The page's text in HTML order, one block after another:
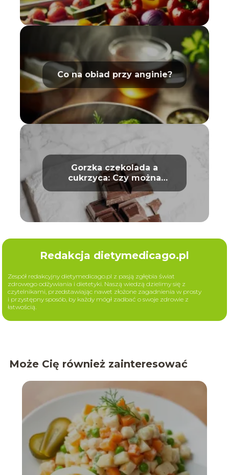
Co na obiad przy anginie?
Gorzka czekolada a
cukrzyca: Czy można
bezpiecznie ją jeść?
Redakcja dietymedicago.pl
Zespół redakcyjny dietymedicago.pl z pasją zgłębia świat
zdrowego odżywiania i dietetyki. Naszą wiedzą dzielimy się z
czytelnikami, przedstawiając nawet złożone zagadnienia w prosty
i przystępny sposób, by każdy mógł zadbać o swoje zdrowie z
łatwością.
Może Cię również zainteresować